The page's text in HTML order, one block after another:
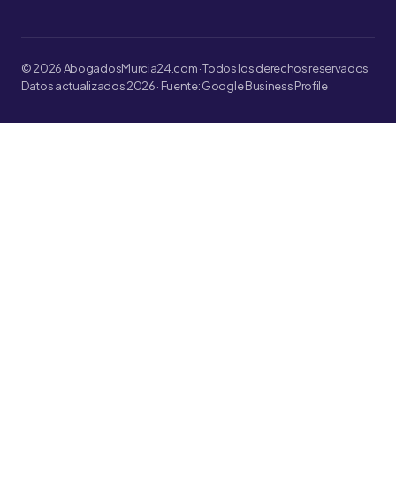
© 2026 AbogadosMurcia24.com · Todos los derechos reservados
Datos actualizados 2026 · Fuente: Google Business Profile